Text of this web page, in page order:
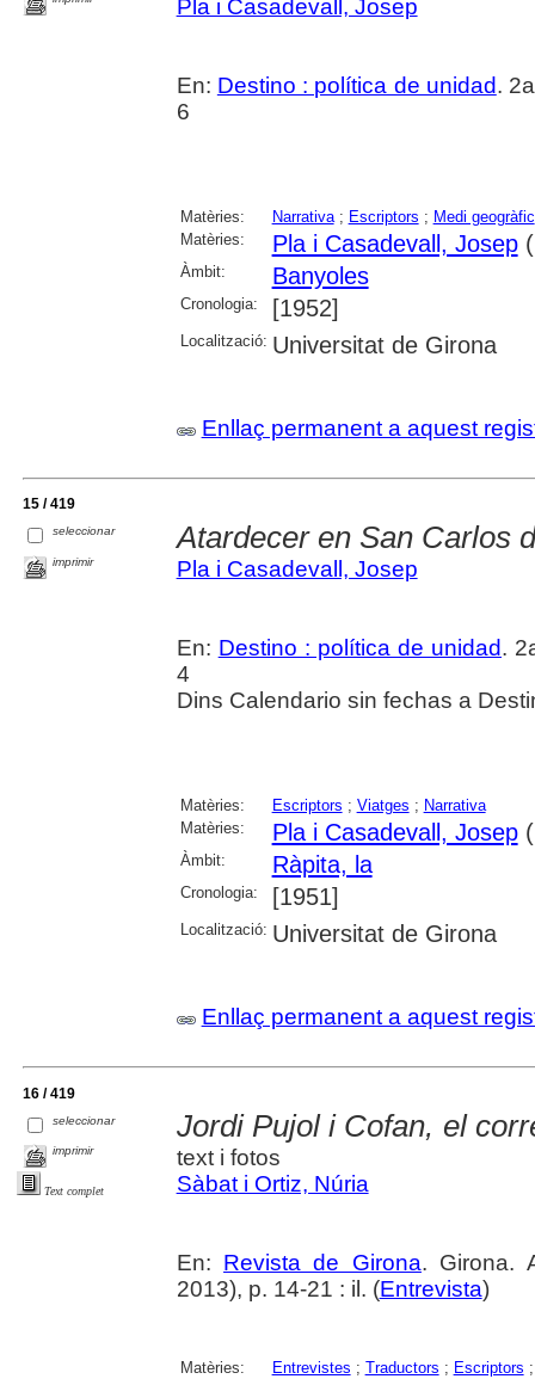
Pla i Casadevall, Josep
En: Destino : política de unidad.
6
Matèries: Narrativa; Escriptors ; Medi geogràfic
Matèries:
Pla i Casadevall, Josep
Àmbit: Banyoles
Cronologia: [1952]
Localització: Universitat de Girona
Enllaç permanent a aquest
15 / 419
seleccionar
imprimir
Atardecer en San Carlos
Pla i Casadevall, Josep
En: Destino : política de unidad.
4
Dins Calendario sin fechas a
Matèries: Escriptors ; Viatges ; Narrativa
Matèries:
Pla i Casadevall, Josep
Àmbit: Ràpita, la
Cronologia: [1951]
Localització: Universitat de Girona
Enllaç permanent a aquest
16 / 419
seleccionar
imprimir
Text complet
Jordi Pujol i Cofan, el
text i fotos
Sàbat i Ortiz, Núria
En: Revista de Girona. Girona.
2013), p. 14-21 : il. (Entrevista)
Matèries: Entrevistes ; Traductors ; Escriptors